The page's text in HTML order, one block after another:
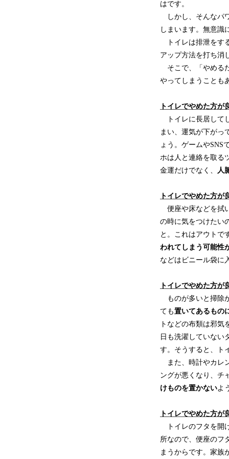
はです。
しかし、そんなパ
しまいます。無意識
トイレは排泄をす
アップ方法を打ち消
そこで、「やめる
やってしまうことも
トイレでやめた方が
トイレに長居して
まい、運気が下がっ
ょう。ゲームやSNS
ホは人と連絡を取る
金運だけでなく、
人
トイレでやめた方が
便座や床などを拭
の時に気をつけたい
と。これはアウトで
われてしまう可能性
などはビニール袋に
トイレでやめた方が
ものが多いと掃除
ても置いてあるもの
トなどの布類は邪
日も洗濯していない
す。そうすると、ト
また、時計やカレ
ングが悪くなり、チ
けものを置かないよ
トイレでやめた方
トイレのフタを開
所なので、便座のフ
まうからです。家族